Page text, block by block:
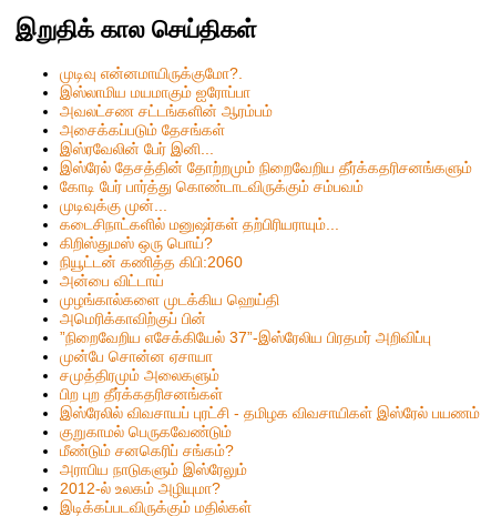
இறுதிக் கால செய்திகள்
முடிவு என்னமாயிருக்குமோ?.
இஸ்லாமிய மயமாகும் ஐரோப்பா
அவலட்சண சட்டங்களின் ஆரம்பம்
அசைக்கப்படும் தேசங்கள்
இஸ்ரவேலின் பேர் இனி...
இஸ்ரேல் தேசத்தின் தோற்றமும் நிறைவேறிய தீர்க்கதரிசனங்களும்
கோடி பேர் பார்த்து கொண்டாடவிருக்கும் சம்பவம்
முடிவுக்கு முன்...
கடைசிநாட்களில் மனுஷர்கள் தற்பிரியராயும்...
கிறிஸ்தும‌ஸ் ஒரு பொய்?
நியூட்டன் கணித்த கிபி:2060
அன்பை விட்டாய்
முழங்கால்களை முடக்கிய ஹெய்தி
அமெரிக்காவிற்குப் பின்
”நிறைவேறிய எசேக்கியேல் 37”-இஸ்ரேலிய பிரதமர் அறிவிப்பு
முன்பே சொன்ன ஏசாயா
சமுத்திரமும் அலைகளும்
பிற புற தீர்க்கதரிசனங்கள்
இஸ்ரேலில் விவசாயப் புரட்சி - தமிழக விவசாயிகள் இஸ்ரேல் பயணம்
குறுகாமல் பெருகவேண்டும்
மீண்டும் சனகெரிப் சங்கம்?
அராபிய நாடுகளும் இஸ்ரேலும்
2012-ல் உலகம் அழியுமா?
இடிக்கப்படவிருக்கும் மதில்கள்